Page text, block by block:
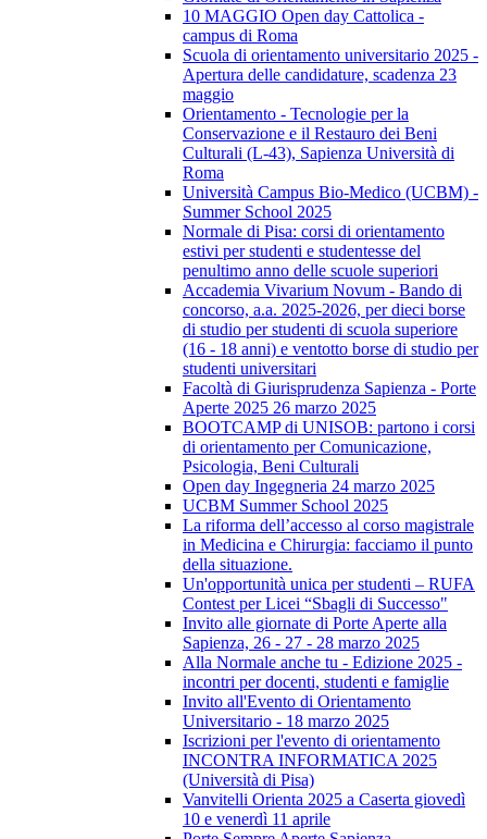
10 MAGGIO Open day Cattolica -
campus di Roma
Scuola di orientamento universitario 2025 -
Apertura delle candidature, scadenza 23
maggio
Orientamento - Tecnologie per la
Conservazione e il Restauro dei Beni
Culturali (L-43), Sapienza Università di
Roma
Università Campus Bio-Medico (UCBM) -
Summer School 2025
Normale di Pisa: corsi di orientamento
estivi per studenti e studentesse del
penultimo anno delle scuole superiori
Accademia Vivarium Novum - Bando di
concorso, a.a. 2025-2026, per dieci borse
di studio per studenti di scuola superiore
(16 - 18 anni) e ventotto borse di studio per
studenti universitari
Facoltà di Giurisprudenza Sapienza - Porte
Aperte 2025 26 marzo 2025
BOOTCAMP di UNISOB: partono i corsi
di orientamento per Comunicazione,
Psicologia, Beni Culturali
Open day Ingegneria 24 marzo 2025
UCBM Summer School 2025
La riforma dell’accesso al corso magistrale
in Medicina e Chirurgia: facciamo il punto
della situazione.
Un'opportunità unica per studenti – RUFA
Contest per Licei “Sbagli di Successo"
Invito alle giornate di Porte Aperte alla
Sapienza, 26 - 27 - 28 marzo 2025
Alla Normale anche tu - Edizione 2025 -
incontri per docenti, studenti e famiglie
Invito all'Evento di Orientamento
Universitario - 18 marzo 2025
Iscrizioni per l'evento di orientamento
INCONTRA INFORMATICA 2025
(Università di Pisa)
Vanvitelli Orienta 2025 a Caserta giovedì
10 e venerdì 11 aprile